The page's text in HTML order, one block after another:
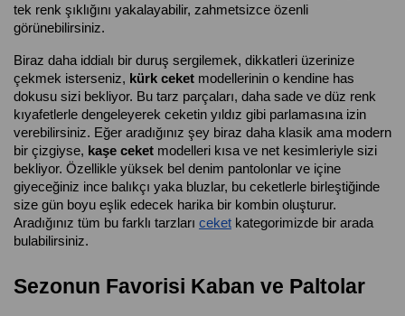
tek renk şıklığını yakalayabilir, zahmetsizce özenli
görünebilirsiniz.
Biraz daha iddialı bir duruş sergilemek, dikkatleri üzerinize
çekmek isterseniz, kürk ceket modellerinin o kendine has
dokusu sizi bekliyor. Bu tarz parçaları, daha sade ve düz renk
kıyafetlerle dengeleyerek ceketin yıldız gibi parlamasına izin
verebilirsiniz. Eğer aradığınız şey biraz daha klasik ama modern
bir çizgiyse, kaşe ceket modelleri kısa ve net kesimleriyle sizi
bekliyor. Özellikle yüksek bel denim pantolonlar ve içine
giyeceğiniz ince balıkçı yaka bluzlar, bu ceketlerle birleştiğinde
size gün boyu eşlik edecek harika bir kombin oluşturur.
Aradığınız tüm bu farklı tarzları ceket kategorimizde bir arada
bulabilirsiniz.
Sezonun Favorisi Kaban ve Paltolar